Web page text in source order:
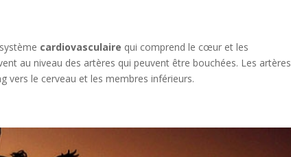
cardiovasculaire qui comprend le cœur et les
au niveau des artères qui peuvent être bouchées. Les artères
vers le cerveau et les membres inférieurs.